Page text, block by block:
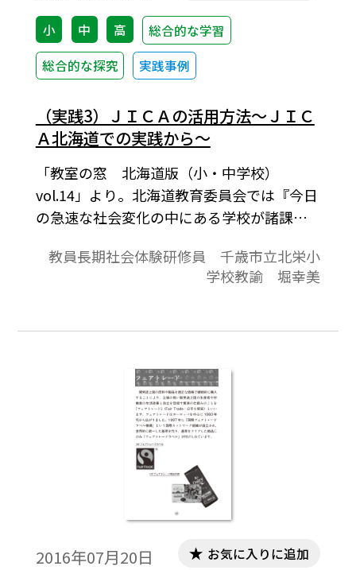
小 中 高
総合的な学習
総合的な探究
実践事例
（実践3）ＪＩＣＡの活用方法～ＪＩＣ
Ａ北海道での実践から～
「教室の窓 北海道版（小・中学校）
vol.14」より。北海道教育委員会では『今日
の急速な社会変化の中にある学校が諸課題
機会を与え，これを通じて得たものの見方
や考え方を学校教育に還元していく』とい
施している。そのいくつかの受け入れ先の
ら約10年前の2008年１月，私はJICA北海道
主催の教師海外研修で10日間ほど，アフリ
カのタンザニアを訪れる機会に恵まれた。
教師海外研修とは，全国の各JICA国内拠点
でそれぞれ実施している，国際理解教育に
取り組んでいる教員・教育関係者を対象と
した研修だ。開発途上国における国際協力
の現場や，現地の人々の生活を視察する。
更に，事前・事後研修を行い，現地での取
教員長期社会体験研修員 千歳市立北栄小
学校教諭 堀幸美
2016年07月20日 お気に入りに追加